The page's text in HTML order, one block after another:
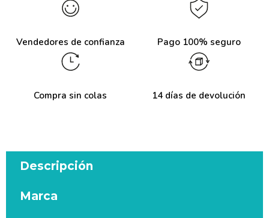
Vendedores de confianza Pago 100% seguro
Compra sin colas 14 días de devolución
Descripción
Marca